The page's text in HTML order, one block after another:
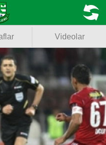
Videolar